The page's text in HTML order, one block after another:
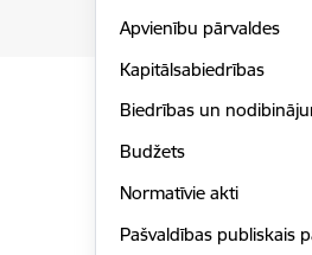
Apvienību pārvaldes
Kapitālsabiedrības
Biedrības un
Budžets
Normatīvie akti
Pašvaldības publiskais